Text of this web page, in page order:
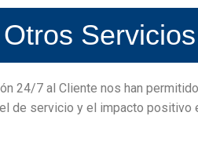
Otros Servicios
24/7 al Cliente nos han
de servicio y el impacto positivo